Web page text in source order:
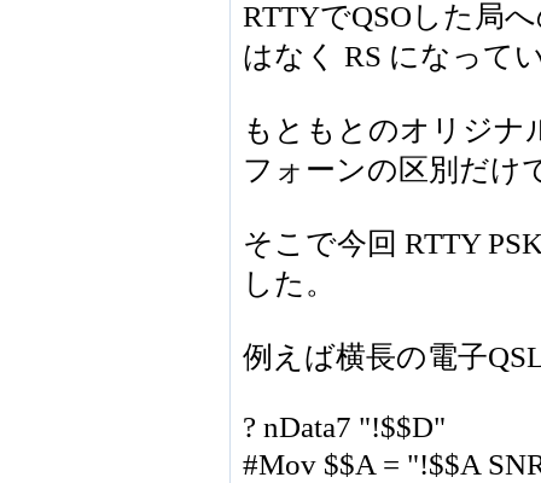
RTTYでQSOした局
はなく RS になって
もともとのオリジナ
フォーンの区別だけ
そこで今回 RTTY
した。
例えば横長の電子
? nData7 "!$$D"
#Mov $$A = "!$$A